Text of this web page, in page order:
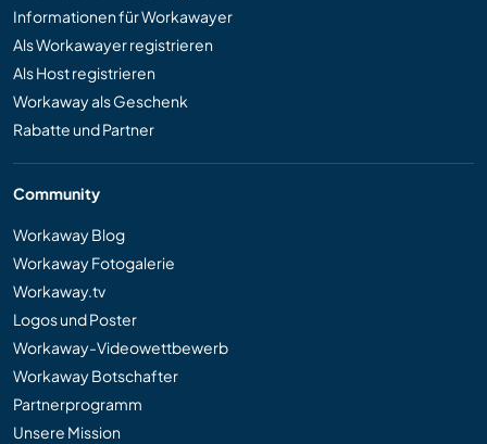
Informationen für Workawayer
Als Workawayer registrieren
Als Host registrieren
Workaway als Geschenk
Rabatte und Partner
Community
Workaway Blog
Workaway Fotogalerie
Workaway.tv
Logos und Poster
Workaway-Videowettbewerb
Workaway Botschafter
Partnerprogramm
Unsere Mission